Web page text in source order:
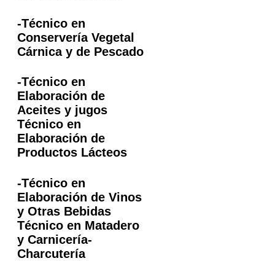
-Técnico en
Conservería Vegetal
Cárnica y de Pescado
-Técnico en
Elaboración de
Aceites y jugos
Técnico en
Elaboración de
Productos Lácteos
-Técnico en
Elaboración de Vinos
y Otras Bebidas
Técnico en Matadero
y Carnicería-
Charcutería